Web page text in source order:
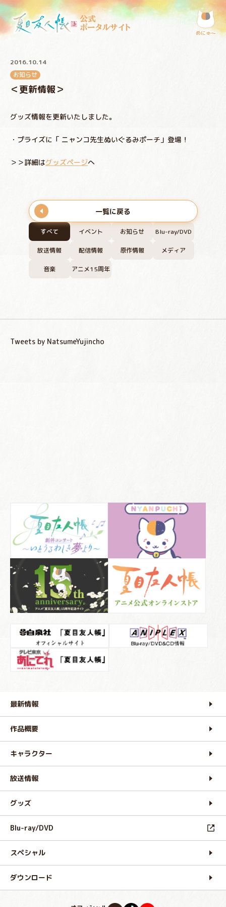
公式
ポータルサイト
めにゅ〜
すべて イベント お知らせ Blu-ray/DVD
放送情報 配信情報 原作情報 メディア
音楽 アニメ15周年
2016.10.14
お知らせ
＜更新情報＞
グッズ情報を更新いたしました。
・プライズに「 ニャンコ先生ぬいぐるみポーチ」登場！
＞＞詳細はグッズページへ
一覧に戻る
Tweets by NatsumeYujincho
最新情報
作品概要
キャラクター
放送情報
グッズ
Blu-ray/DVD
スペシャル
ダウンロード